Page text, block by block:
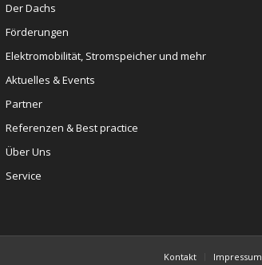
Der Dachs
Förderungen
Elektromobilität, Stromspeicher und mehr
Aktuelles & Events
Partner
Referenzen & Best practice
Über Uns
Service
Kontakt Impressum